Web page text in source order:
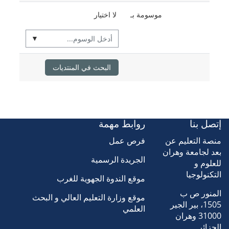
موسومة بـ العناصرالمُختارة:
لا اختيار
▼
البحث في المنتديات
إتصل بنا
منصة التعليم عن
بعد لجامعة وهران
للعلوم و
التكنولوجيا
المنور ص ب
1505، بير الجير
31000 وهران
روابط مهمة
فرص عمل
الجريدة الرسمية
موقع الندوة الجهوية للغرب
موقع وزارة التعليم العالي و البحث
العلمي